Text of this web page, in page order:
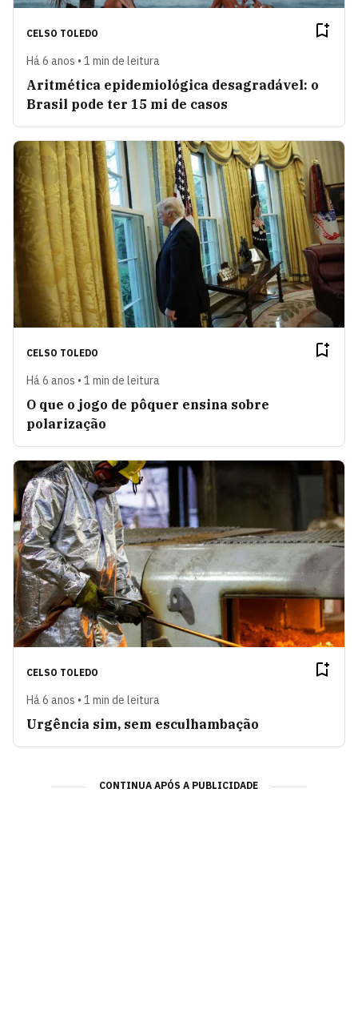
CELSO TOLEDO
Há 6 anos • 1 min de leitura
Aritmética epidemiológica desagradável: o
Brasil pode ter 15 mi de casos
CELSO TOLEDO
Há 6 anos • 1 min de leitura
O que o jogo de pôquer ensina sobre
polarização
CELSO TOLEDO
Há 6 anos • 1 min de leitura
Urgência sim, sem esculhambação
CONTINUA APÓS A PUBLICIDADE